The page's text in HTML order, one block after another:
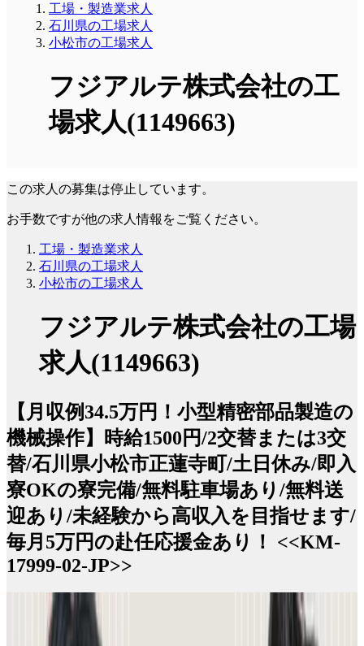
工場・製造業求人
石川県の工場求人
小松市の工場求人
フジアルテ株式会社の工
場求人(1149663)
この求人の募集は停止しています。
お手数ですが他の求人情報をご覧ください。
工場・製造業求人
石川県の工場求人
小松市の工場求人
フジアルテ株式会社の工場
求人(1149663)
【月収例34.5万円！小型精密部品製造の
機械操作】時給1500円/2交替または3交
替/石川県小松市正蓮寺町/土日休み/即入
寮OKの寮完備/無料駐車場あり/無料送
迎あり/未経験から高収入を目指せます/
毎月5万円の赴任応援金あり！ <<KM-
17999-02-JP>>